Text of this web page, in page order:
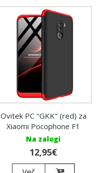
Ovitek PC "GKK" (red) za
Xiaomi Pocophone F1
Na zalogi
12,95€